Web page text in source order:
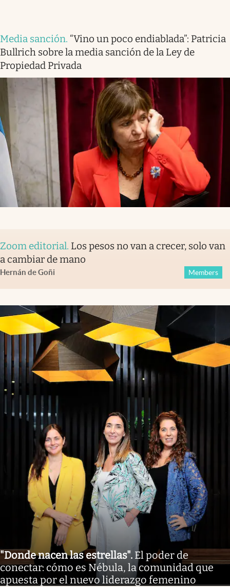
Media sanción. “Vino un poco endiablada”: Patricia
Bullrich sobre la media sanción de la Ley de
Propiedad Privada
Zoom editorial. Los pesos no van a crecer, solo van
a cambiar de mano
Hernán de Goñi Members
"Donde nacen las estrellas". El poder de
conectar: cómo es Nébula, la comunidad que
apuesta por el nuevo liderazgo femenino